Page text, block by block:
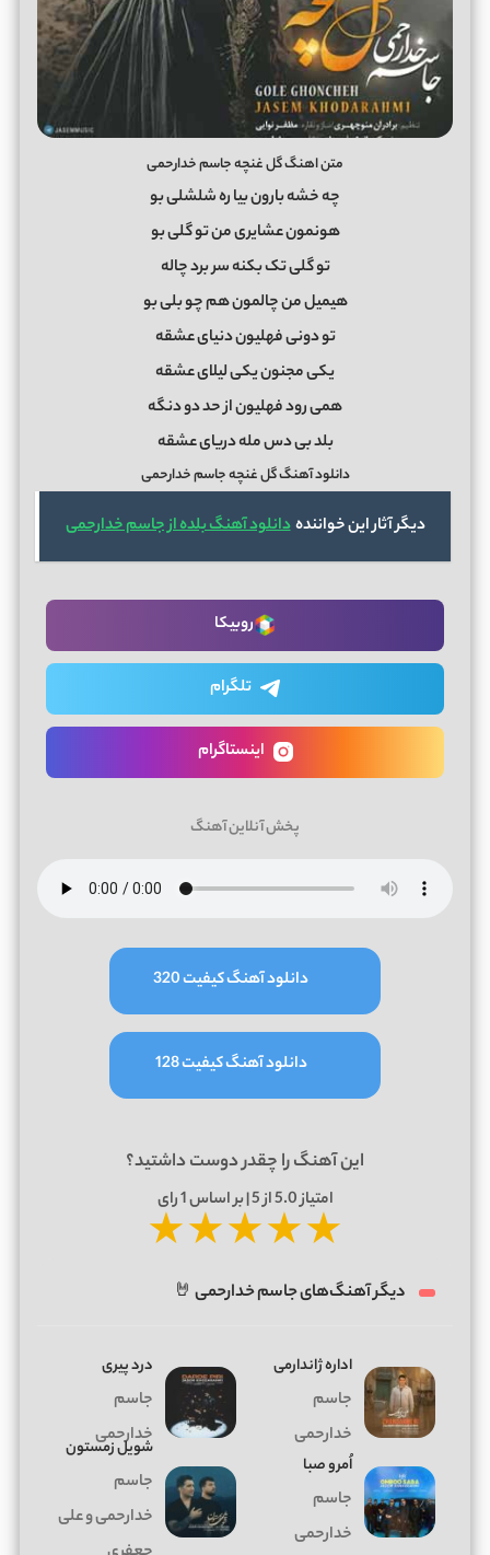
متن اهنگ گل غنچه جاسم خدارحمی
چه خشه بارون بیا ره شلشلى بو
هونمون عشایرى من تو گلى بو
تو گلى تک بکنه سر برد چاله
هیمیل من چالمون هم چو بلى بو
تو دونى فهلیون دنیاى عشقه
یکى مجنون یکى لیلاى عشقه
همى رود فهلیون از حد دو دنگه
بلد بى دس مله دریاى عشقه
دانلود آهنگ گل غنچه جاسم خدارحمی
دیگر آثار این خوانندهدانلود آهنگ بلده از جاسم خدارحمی
روبیکا
تلگرام
اینستاگرام
پخش آنلاین آهنگ
دانلود آهنگ کیفیت 320
دانلود آهنگ کیفیت 128
این آهنگ را چقدر دوست داشتید؟
امتیاز5.0از 5 | بر اساس 1رای
★★★★★
دیگر آهنگ‌های جاسم خدارحمی 🤘
اداره ژاندارمى
جاسم
خدارحمی
درد پیری
جاسم
خدارحمی
اُمرو صبا
جاسم
خدارحمی
شويل زمستون
جاسم
خدارحمى و على